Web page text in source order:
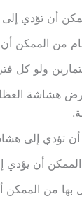
أن تؤدي
من الممكن
ولو كل
هشاشة العظام
تؤدي إلى
أن يؤدي
بها من